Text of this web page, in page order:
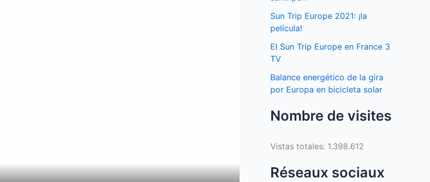
Sun Trip Europe 2021: ¡la
película!
El Sun Trip Europe en France 3
TV
Balance energético de la gira
por Europa en bicicleta solar
Nombre de visites
Vistas totales: 1.398.612
Réseaux sociaux